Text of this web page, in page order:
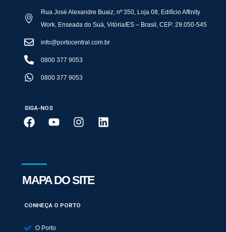
Rua José Alexandre Buaiz, nº 350, Loja 08, Edifício Affinity
Work, Enseada do Suá, Vitória/ES – Brasil, CEP: 29.050-545
info@portocentral.com.br
0800 377 9053
0800 377 9053
SIGA-NOS
MAPA DO SITE
CONHEÇA O PORTO
O Porto